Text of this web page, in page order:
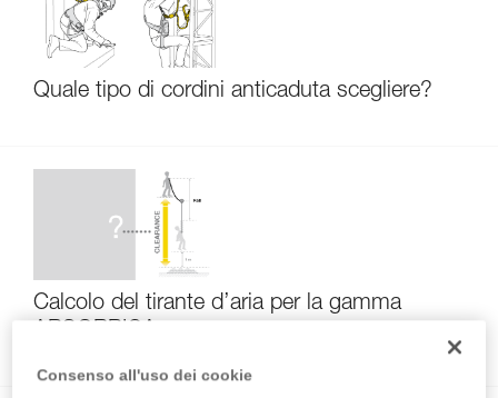
Quale tipo di cordini anticaduta scegliere?
Calcolo del tirante d’aria per la gamma
Consenso all'uso dei cookie